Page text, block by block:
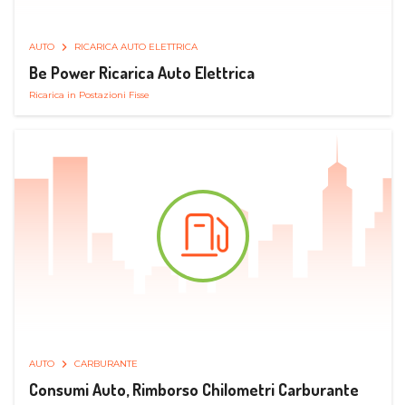
AUTO RICARICA AUTO ELETTRICA
Be Power Ricarica Auto Elettrica
Ricarica in Postazioni Fisse
AUTO CARBURANTE
Consumi Auto, Rimborso Chilometri Carburante